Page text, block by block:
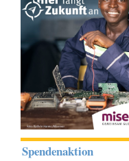
Spendenaktion